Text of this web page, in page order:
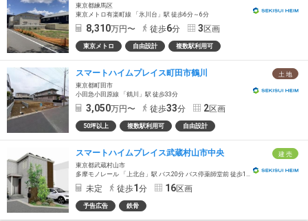
東京都練馬区
東京メトロ有楽町線 「氷川台」駅 徒歩6分～6分
8,310万円〜 徒歩6分 3 区画
東京メトロ 自由設計 複数駅利用可
土 地
スマートハイムプレイス町田市鶴川
東京都町田市
小田急小田原線 「鶴川」駅 徒歩33分
3,050万円〜 徒歩33分 2区画
50坪以上 複数駅利用可 自由設計
建 売
スマートハイムプレイス武蔵村山市中央
東京都武蔵村山市
多摩モノレール 「上北台」駅 バス20分 バス停薬師堂前 徒歩1分～3分
未定 徒歩1 分 16区画
予告広告 鉄骨